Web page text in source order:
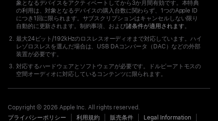
象となるデバイスをアクティベートしてから3か月間有効です。本特典
の利用は、対象となるデバイスの購入台数に関わらず、1つのApple ID
につき1回に限られます。サブスクリプションはキャンセルしない限り
自動的に更新されます。制約事項、および諸条件が適用されます。
最大24ビット/192kHzのロスレスオーディオまで対応しています。ハイ
レゾロスレスを選んだ場合は、USB DAコンバータ（DAC）などの外部
装置が必要です。
対応するハードウェアとソフトウェアが必要です。ドルビーアトモスの
空間オーディオに対応しているコンテンツに限られます。
Copyright © 2026 Apple Inc. All rights reserved.
プライバシーポリシー
利用規約 販売条件 Legal Information